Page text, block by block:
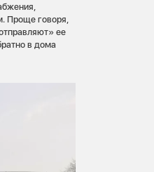
Проще говоря,
ее
в дома